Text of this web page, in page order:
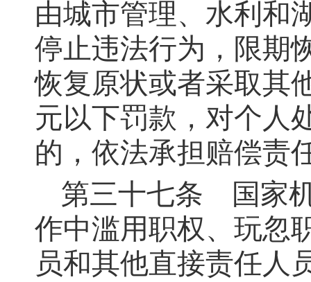
由城市管理、水利和
停止违法行为，限期
恢复原状或者采取其
元以下罚款，对个人
的，依法承担赔偿责
第三十七条 国家
作中滥用职权、玩忽
员和其他直接责任人